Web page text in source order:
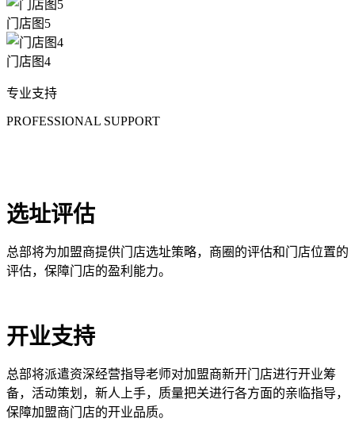
门店图5
门店图4
专业支持
PROFESSIONAL SUPPORT
选址评估
总部将为加盟商提供门店选址策略，商圈的评估和门店位置的
评估，保障门店的盈利能力。
开业支持
总部将派遣资深经营指导老师对加盟商新开门店进行开业筹
备，活动策划，新人上手，质量把关进行各方面的亲临指导，
保障加盟商门店的开业品质。